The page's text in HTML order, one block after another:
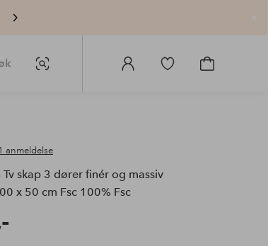
Bildesøk
Logg
Gå
Gå
anmeldelse
Tv skap 3 dører finér og massiv
x 50 cm Fsc 100% Fsc